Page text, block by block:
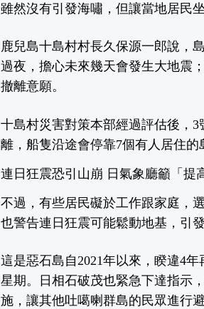
雖然沒有引發海嘯，但讓當地居民坐
鹿兒島十島村村長久保源一郎說，
過夜，擔心未來幾天會發生大地震
撤離意願。
十島村災害對策本部經過評估後，
離，船隻沿途會停靠7個有人居住的
連日狂震恐引山崩 日氣象廳籲「提
不過，有些居民礙於工作跟家庭，
也警告連日狂震可能鬆動地基，引
這是惡石島自2021年以來，睽違4
星期。日相石破茂也緊急下達指示
施，讓其他吐噶喇群島的民眾進行避